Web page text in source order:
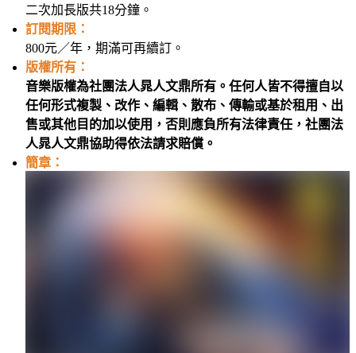
二次加長版共18分鐘。
訂閱期限：
800元／年，期滿可再續訂。
版權所有：
音樂版權為社團法人晁人文鼎所有。任何人皆不得擅自以
任何形式複製、改作、編輯、散布、傳輸或基於租用、出
售或其他目的加以使用，否則應負所有法律責任，社團法
人晁人文鼎協助得依法請求賠償。
簡章：